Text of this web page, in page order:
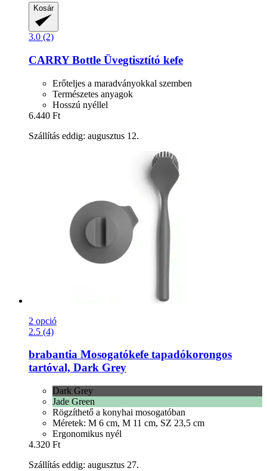
Kosár
3.0 (2)
CARRY Bottle Üvegtisztító kefe
Erőteljes a maradványokkal szemben
Természetes anyagok
Hosszú nyéllel
6.440 Ft
Szállítás eddig: augusztus 12.
2 opció
2.5 (4)
brabantia Mosogatókefe tapadókorongos
tartóval, Dark Grey
Dark Grey
Jade Green
Rögzíthető a konyhai mosogatóban
Méretek: M 6 cm, M 11 cm, SZ 23,5 cm
Ergonomikus nyél
4.320 Ft
Szállítás eddig: augusztus 27.